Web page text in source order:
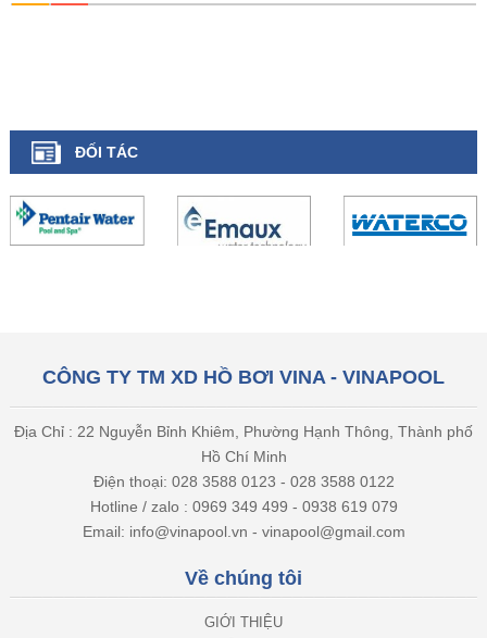
ĐỐI TÁC
CÔNG TY TM XD HỒ BƠI VINA - VINAPOOL
Địa Chỉ : 22 Nguyễn Bỉnh Khiêm, Phường Hạnh Thông, Thành phố
Hồ Chí Minh
Điện thoại: 028 3588 0123 - 028 3588 0122
Hotline / zalo : 0969 349 499 - 0938 619 079
Email: info@vinapool.vn - vinapool@gmail.com
Về chúng tôi
GIỚI THIỆU